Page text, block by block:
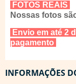
FOTOS REAIS
Nossas fotos
Envio em até 2
pagamento
INFORMAÇÕES